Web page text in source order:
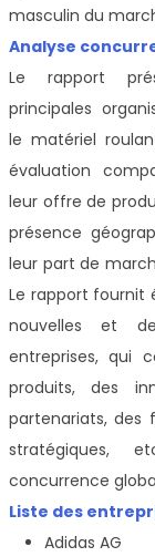
masculin du
Analyse
Le rapport
principales
le matériel
évaluation
leur offre de
présence
leur part de
Le rapport fournit
nouvelles et
entreprises, qui
produits, des
partenariats, des
stratégiques,
concurrence
Liste des
Adidas AG